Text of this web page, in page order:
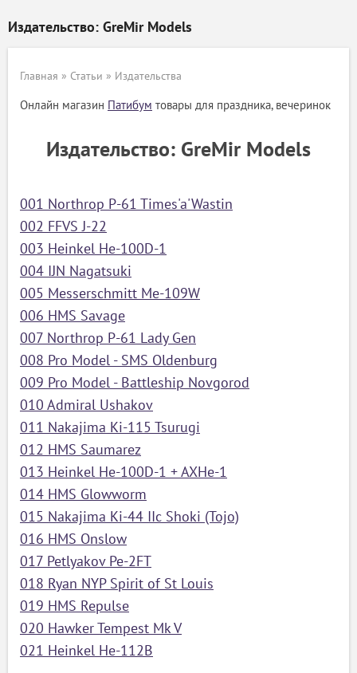
Издательство: GreMir Models
Главная » Статьи » Издательства
Онлайн магазин Патибум товары для праздника, вечеринок
Издательство: GreMir Models
001 Northrop P-61 Times'a'Wastin
002 FFVS J-22
003 Heinkel He-100D-1
004 IJN Nagatsuki
005 Messerschmitt Me-109W
006 HMS Savage
007 Northrop P-61 Lady Gen
008 Pro Model - SMS Oldenburg
009 Pro Model - Battleship Novgorod
010 Admiral Ushakov
011 Nakajima Ki-115 Tsurugi
012 HMS Saumarez
013 Heinkel He-100D-1 + AXHe-1
014 HMS Glowworm
015 Nakajima Ki-44 IIc Shoki (Tojo)
016 HMS Onslow
017 Petlyakov Pe-2FT
018 Ryan NYP Spirit of St Louis
019 HMS Repulse
020 Hawker Tempest Mk V
021 Heinkel He-112B